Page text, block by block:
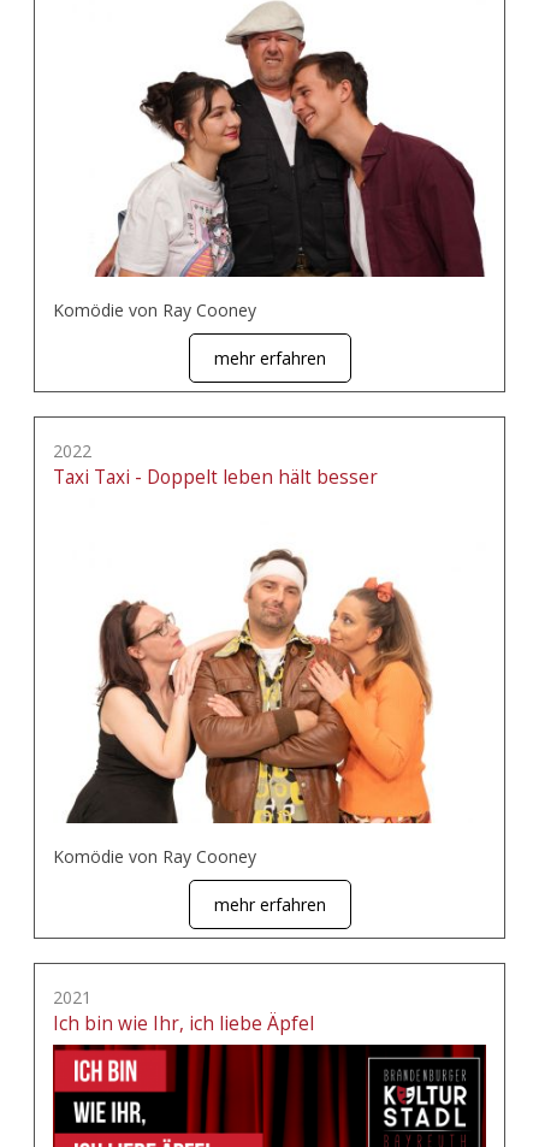
Komödie von Ray Cooney
mehr erfahren
2022
Taxi Taxi - Doppelt leben hält besser
Komödie von Ray Cooney
mehr erfahren
2021
Ich bin wie Ihr, ich liebe Äpfel